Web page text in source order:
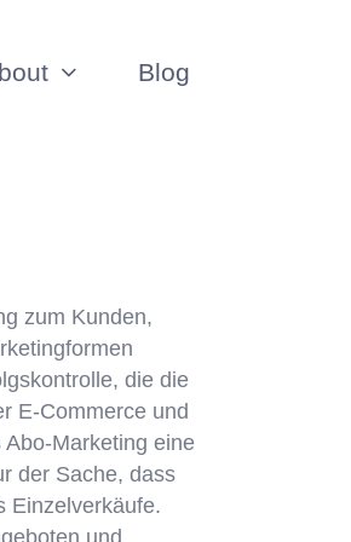
Blog
zum Kunden,
die die
E-Commerce und
Marketing eine
der Sache, dass
Einzelverkäufe.
und